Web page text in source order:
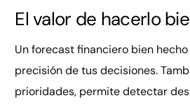
El valor de hacerlo
Un forecast financiero bien
precisión de tus decisiones.
prioridades, permite detectar